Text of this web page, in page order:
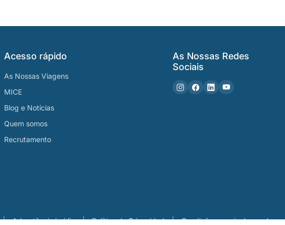
Acesso rápido
As Nossas Viagens
MICE
Blog e Notícias
Quem somos
Recrutamento
As Nossas Redes
Sociais
Advertência jurídica Política de Privacidade Condições gerais de venda